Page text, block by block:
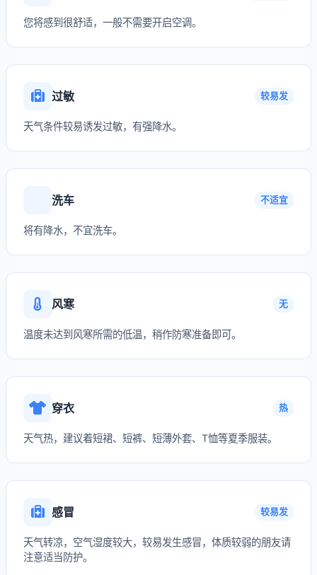
您将感到很舒适，一般不需要开启空调。
过敏 较易发
天气条件较易诱发过敏，有强降水。
洗车 不适宜
将有降水，不宜洗车。
风寒 无
温度未达到风寒所需的低温，稍作防寒准备即可。
穿衣 热
天气热，建议着短裙、短裤、短薄外套、T恤等夏季服装。
感冒 较易发
天气转凉，空气湿度较大，较易发生感冒，体质较弱的朋友请
注意适当防护。